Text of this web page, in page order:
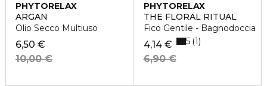
PHYTORELAX
ARGAN
Olio Secco Multiuso
6,50 €
10,00 €
PHYTORELAX
THE FLORAL RITUAL
Fico Gentile - Bagnodoccia
4,14 €
6,90 €
5 1